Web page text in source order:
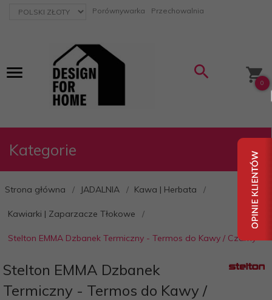
currency_h Porównywarka Przechowalnia
0
Kategorie
Strona główna JADALNIA Kawa | Herbata
Kawiarki | Zaparzacze Tłokowe
Stelton EMMA Dzbanek Termiczny - Termos do Kawy / Czarny
Stelton EMMA Dzbanek
Termiczny - Termos do Kawy /